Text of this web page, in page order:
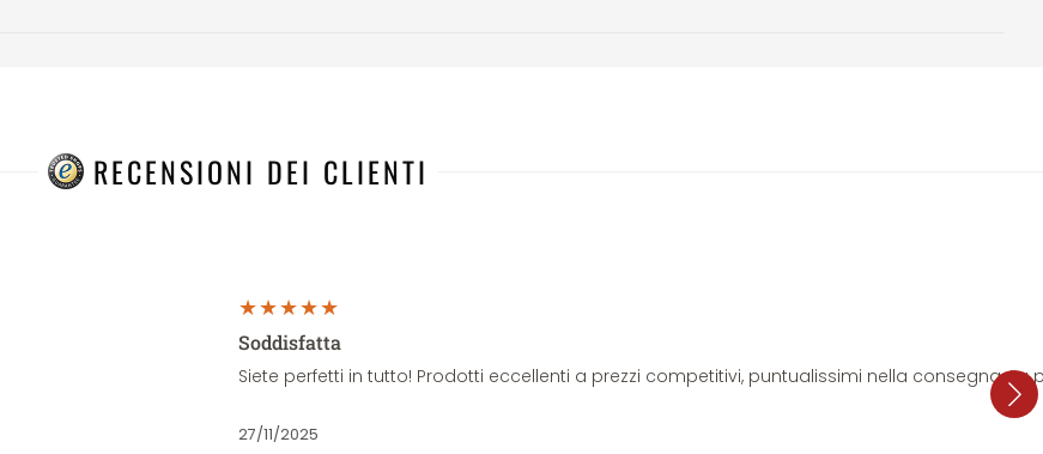
RECENSIONI DEI CLIENTI
Soddisfatta
Siete perfetti in tutto! Prodotti eccellenti a prezzi competitivi, puntualissimi nella consegna. La
27/11/2025